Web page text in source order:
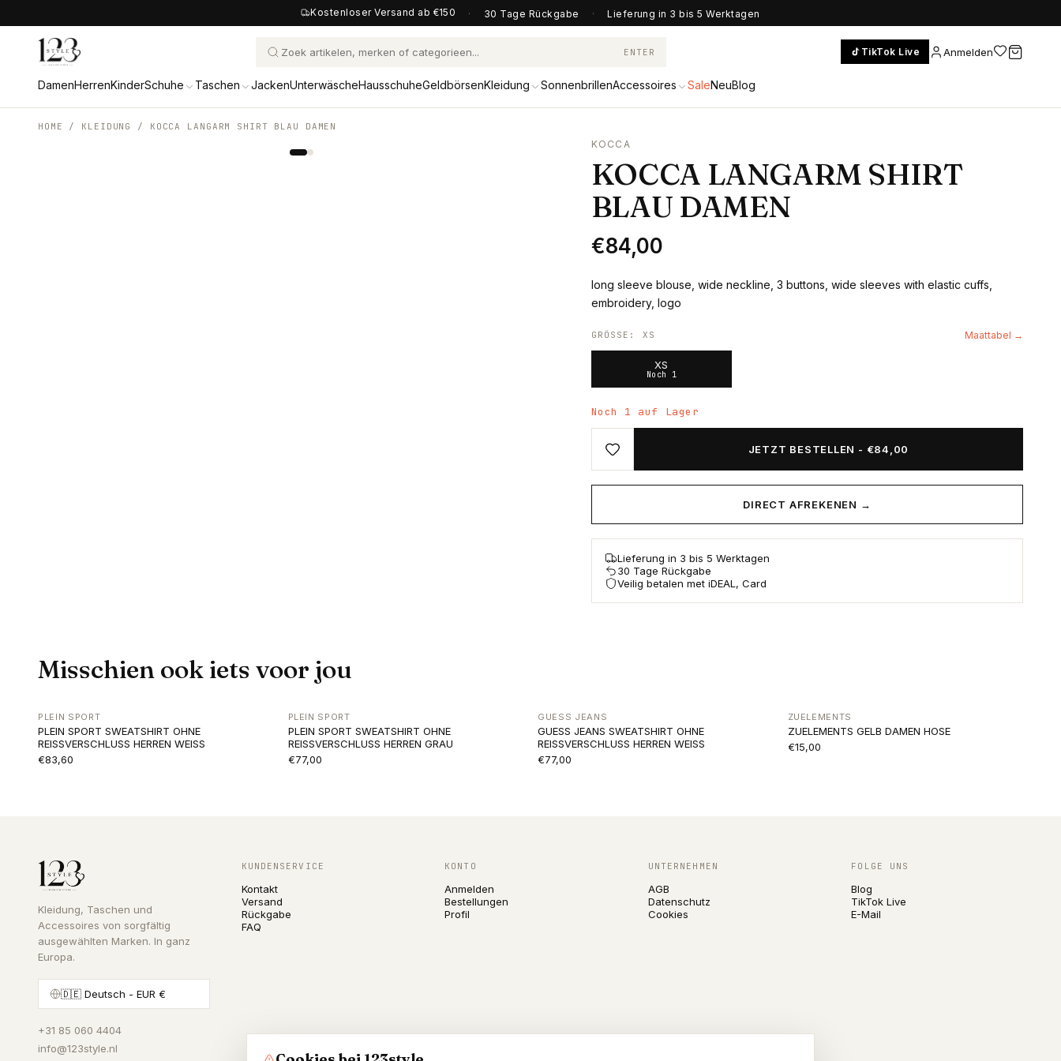
Kostenloser Versand ab €150 · 30 Tage Rückgabe · Lieferung in 3 bis 5 Werktagen
ENTER TikTok Live Anmelden
DamenHerrenKinderSchuhe Taschen JackenUnterwäscheHausschuheGeldbörsenKleidung SonnenbrillenAccessoires SaleNeuBlog
HOME / KLEIDUNG / KOCCA LANGARM SHIRT BLAU DAMEN
KOCCA
KOCCA LANGARM SHIRT
BLAU DAMEN
€84,00
long sleeve blouse, wide neckline, 3 buttons, wide sleeves with elastic cuffs,
embroidery, logo
GRÖSSE : XS Maattabel →
XS
Noch 1
Noch 1 auf Lager
JETZT BESTELLEN - €84,00
DIRECT AFREKENEN →
Lieferung in 3 bis 5 Werktagen
30 Tage Rückgabe
Veilig betalen met iDEAL, Card
Misschien ook iets voor jou
PLEIN SPORT
PLEIN SPORT SWEATSHIRT OHNE
REISSVERSCHLUSS HERREN WEISS
€83,60
PLEIN SPORT
PLEIN SPORT SWEATSHIRT OHNE
REISSVERSCHLUSS HERREN GRAU
€77,00
GUESS JEANS
GUESS JEANS SWEATSHIRT OHNE
REISSVERSCHLUSS HERREN WEISS
€77,00
ZUELEMENTS
ZUELEMENTS GELB DAMEN HOSE
€15,00
Kleidung, Taschen und
Accessoires von sorgfältig
ausgewählten Marken. In ganz
Europa.
🇩🇪 Deutsch - EUR €
+31 85 060 4404
info@123style.nl
KUNDENSERVICE
Kontakt
Versand
Rückgabe
FAQ
KONTO
Anmelden
Bestellungen
Profil
UNTERNEHMEN
AGB
Datenschutz
Cookies
FOLGE UNS
Blog
TikTok Live
E-Mail